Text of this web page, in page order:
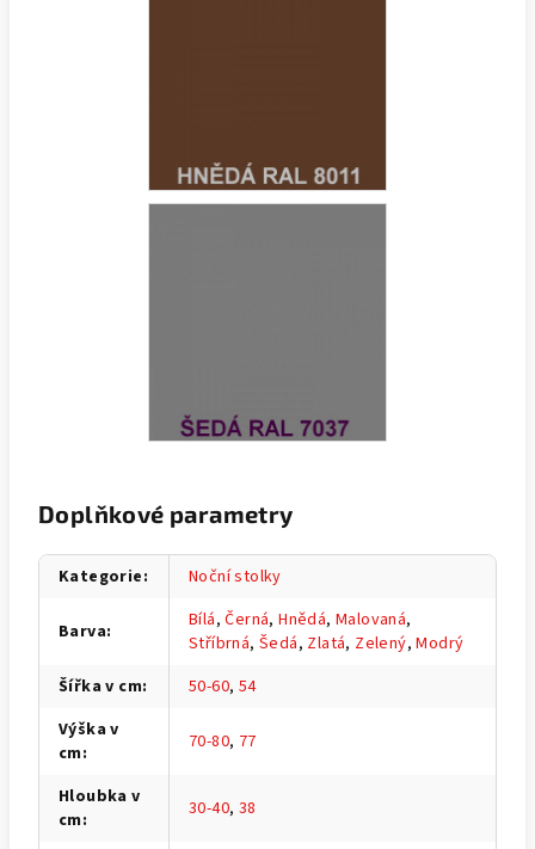
Doplňkové parametry
Kategorie: Noční stolky
Barva: Bílá,Černá,Hnědá,Malovaná,
Stříbrná,Šedá, Zlatá, Zelený,Modrý
Šířka v cm: 50-60, 54
Výška v
cm: 70-80, 77
Hloubka v
cm: 30-40, 38